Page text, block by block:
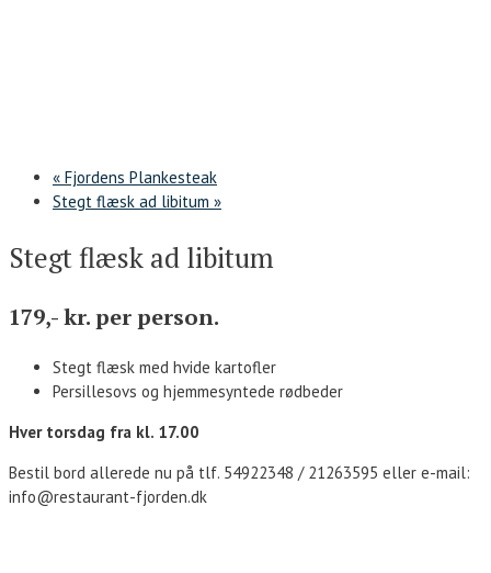
« Fjordens Plankesteak
Stegt flæsk ad libitum »
Stegt flæsk ad libitum
179,- kr. per person.
Stegt flæsk med hvide kartofler
Persillesovs og hjemmesyntede rødbeder
Hver torsdag fra kl. 17.00
Bestil bord allerede nu på tlf. 54922348 / 21263595 eller e-mail:
info@restaurant-fjorden.dk